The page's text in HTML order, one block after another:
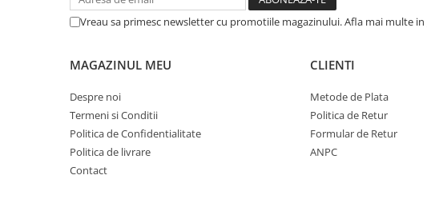
Vreau sa primesc newsletter cu promotiile magazinului. Afla mai multe in
MAGAZINUL MEU
Despre noi
Termeni si Conditii
Politica de Confidentialitate
Politica de livrare
Contact
CLIENTI
Metode de Plata
Politica de Retur
Formular de Retur
ANPC